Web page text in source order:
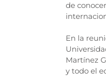
de
En la
Martínez
y todo el